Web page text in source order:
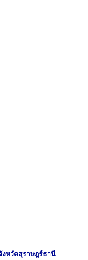
งหวัดสุราษฎร์ธานี